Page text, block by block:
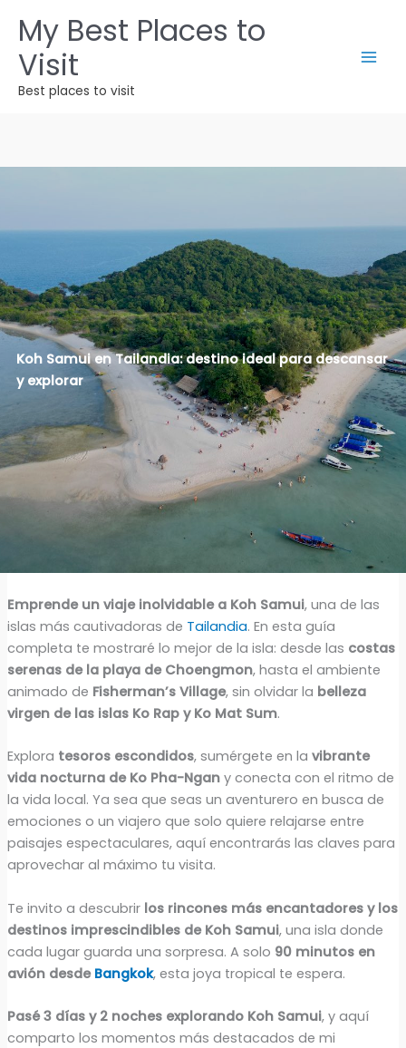
contenido
My Best Places to
Visit
Best places to visit
Koh Samui en Tailandia: destino ideal para descansar
y explorar
Emprende un viaje inolvidable a Koh Samui, una de las
islas más cautivadoras de Tailandia. En esta guía
completa te mostraré lo mejor de la isla: desde las costas
serenas de la playa de Choengmon, hasta el ambiente
animado de Fisherman’s Village, sin olvidar la belleza
virgen de las islas Ko Rap y Ko Mat Sum.
Explora tesoros escondidos, sumérgete en la vibrante
vida nocturna de Ko Pha-Ngany conecta con el ritmo de
la vida local. Ya sea que seas un aventurero en busca de
emociones o un viajero que solo quiere relajarse entre
paisajes espectaculares, aquí encontrarás las claves para
aprovechar al máximo tu visita.
Te invito a descubrir los rincones más encantadores y los
destinos imprescindibles de Koh Samui, una isla donde
cada lugar guarda una sorpresa. A solo 90 minutos en
avión desde Bangkok, esta joya tropical te espera.
Pasé 3 días y 2 noches explorando Koh Samui, y aquí
comparto los momentos más destacados de mi